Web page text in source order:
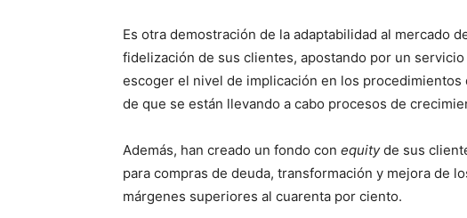
Es otra demostración de la adaptabilidad al mercado
fidelización de sus clientes, apostando por un
escoger el nivel de implicación en los
de que se están llevando a cabo procesos de
Además, han creado un fondo con equityde sus
para compras de deuda, transformación y mejora de
márgenes superiores al cuarenta por ciento.